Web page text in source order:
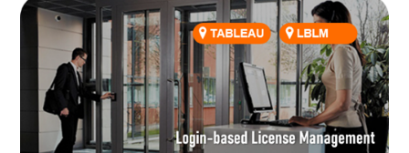
เป็น
อับ
ดุล
เอ้ย!
ถาม
อะไร
ตอบ